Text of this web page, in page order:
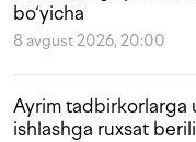
bo‘yicha
8 avgust 2026, 20:00
Ayrim tadbirkorlarga
ishlashga ruxsat